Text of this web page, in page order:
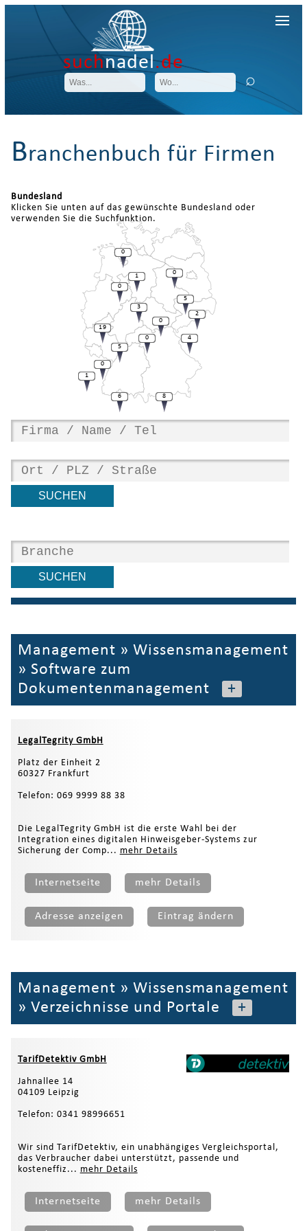
suchnadel.de
Branchenbuch für Firmen
Bundesland
Klicken Sie unten auf das gewünschte Bundesland oder
verwenden Sie die Suchfunktion.
4
2
19
5
0
0
1
0
0
3
1
5
0
6
0
8
Management » Wissensmanagement
» Software zum
Dokumentenmanagement
+
LegalTegrity GmbH
Platz der Einheit 2
60327 Frankfurt
Telefon: 069 9999 88 38
Die LegalTegrity GmbH ist die erste Wahl bei der
Integration eines digitalen Hinweisgeber-Systems zur
Sicherung der Comp... mehr Details
Internetseite mehr Details
Adresse anzeigen Eintrag ändern
Management » Wissensmanagement
» Verzeichnisse und Portale +
TarifDetektiv GmbH
Jahnallee 14
04109 Leipzig
Telefon: 0341 98996651
Wir sind TarifDetektiv, ein unabhängiges Vergleichsportal,
das Verbraucher dabei unterstützt, passende und
kosteneffiz... mehr Details
Internetseite mehr Details